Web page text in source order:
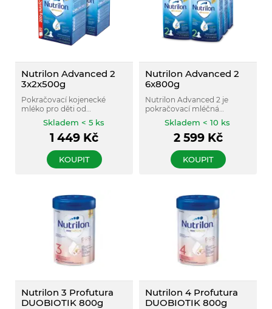
Nutrilon Advanced 2
3x2x500g
Pokračovací kojenecké
mléko pro děti od
ukončeného 6. měsíce s
obsahem prebiotik GOS/FOS
a živin v plně recyklovatelné
krabici s 200 g navíc a bez
palmového oleje.
Skladem < 5 ks
1 449 Kč
KOUPIT
Nutrilon Advanced 2
6x800g
Nutrilon Advanced 2 je
pokračovací mléčná
kojenecká výživa pro
miminka od ukončeného 6.
měsíce. Obsahuje směs
oligosacharidů GOS/FOS
vyvinutou po vzoru
oligosacharidů mateřského
Skladem < 10 ks
2 599Kč
KOUPIT
Nutrilon 3 Profutura
DUOBIOTIK 800g
Nutrilon 4 Profutura
DUOBIOTIK 800g